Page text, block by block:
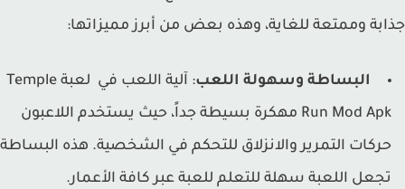
وممتعة للغاية، وهذه بعض من أبرز مميزاتها:
البساطة وسهولة اللعب
: آلية اللعب في لعبة Temple
Run Mod Apk مهكرة بسيطة جداً، حيث يستخدم اللاعبون
التمرير والانزلاق للتحكم في الشخصية. هذه البساطة
اللعبة سهلة للتعلم للعبة عبر كافة الأعمار.